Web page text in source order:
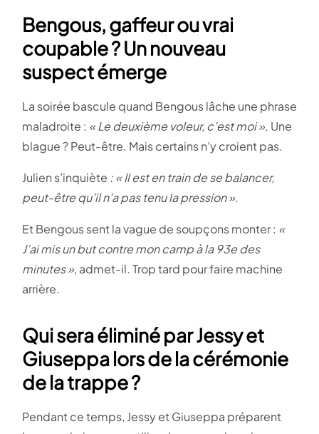
Bengous, gaffeur ou vrai
coupable ? Un nouveau
suspect émerge
La soirée bascule quand Bengous lâche une phrase
maladroite : « Le deuxième voleur, c’est moi ». Une
blague ? Peut-être. Mais certains n’y croient pas.
Julien s’inquiète : « Il est en train de se balancer,
peut-être qu’il n’a pas tenu la pression ».
Et Bengous sent la vague de soupçons monter : «
J’ai mis un but contre mon camp à la 93e des
minutes », admet-il. Trop tard pour faire machine
arrière.
Qui sera éliminé par Jessy et
Giuseppa lors de la cérémonie
de la trappe ?
Pendant ce temps, Jessy et Giuseppa préparent